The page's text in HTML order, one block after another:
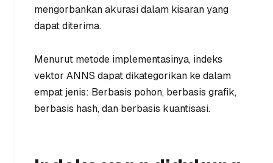
mengorbankan akurasi dalam kisaran yang
dapat diterima.
Menurut metode implementasinya, indeks
vektor ANNS dapat dikategorikan ke dalam
empat jenis: Berbasis pohon, berbasis grafik,
berbasis hash, dan berbasis kuantisasi.